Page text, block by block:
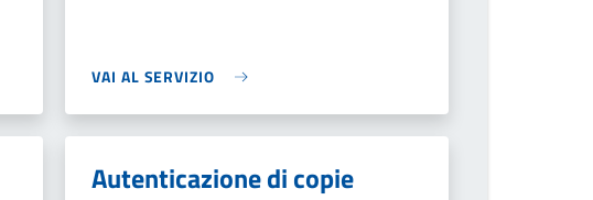
VAI AL SERVIZIO
Autenticazione di copie